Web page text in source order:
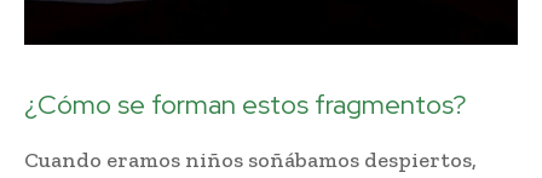
¿Cómo se forman estos fragmentos?
Cuando eramos niños soñábamos despiertos,